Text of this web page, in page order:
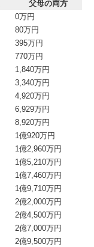
父母の両方
0万円
80万円
395万円
770万円
1,840万円
3,340万円
4,920万円
6,929万円
8,920万円
1億920万円
1億2,960万円
1億5,210万円
1億7,460万円
1億9,710万円
2億2,000万円
2億4,500万円
2億7,000万円
2億9,500万円